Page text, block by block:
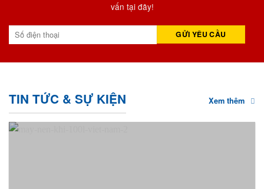
vấn tại đây!
TIN TỨC & SỰ KIỆN Xem thêm